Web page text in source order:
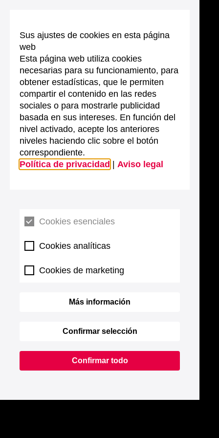
Sus ajustes de cookies en esta página
web
Esta página web utiliza cookies
necesarias para su funcionamiento, para
obtener estadísticas, que le permiten
compartir el contenido en las redes
sociales o para mostrarle publicidad
basada en sus intereses. En función del
nivel activado, acepte los anteriores
niveles haciendo clic sobre el botón
correspondiente.
Política de privacidad
Aviso legal
Cookies esenciales
Cookies analíticas
Cookies de marketing
Más información
Confirmar selección
Confirmar todo